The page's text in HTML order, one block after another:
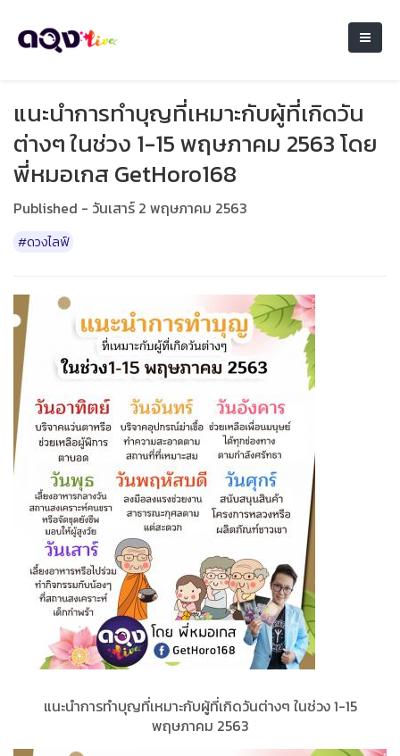
แนะนำการทำบุญที่เหมาะกับผู้ที่เกิดวัน
ต่างๆ ในช่วง 1-15 พฤษภาคม​ 2563​ โดย
พี่หมอเกส​ GetHoro168​
Published - วันเสาร์ 2 พฤษภาคม 2563
#ดวงไลฟ์
แนะนำการทำบุญที่เหมาะกับผู้ที่เกิดวันต่างๆ ในช่วง 1-15
พฤษภาคม​ 2563​